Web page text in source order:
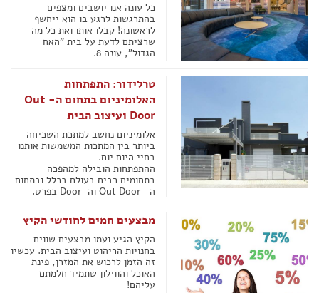
כל עונה אנו יושבים ומצפים
בהתרגשות לרגע בו הוא ייחשף
לראשונה! קבלו אותו ואת כל מה
שרציתם לדעת על בית "האח
הגדול", עונה 8.
טרלידור: התפתחות
האלומיניום בתחום ה- Out
Door ועיצוב הבית
אלומיניום נחשב למתכת השכיחה
ביותר בין המתכות המשמשות אותנו
בחיי היום יום.
ההתפתחות הובילה למהפכה
בתחומים רבים בעולם בכלל ובתחום
ה- Out Door וה-Door בפרט.
מבצעים חמים לחודשי הקיץ
הקיץ הגיע ועמו מבצעים שווים
בחנויות הריהוט ועיצוב הבית. עכשיו
זה הזמן לרכוש את המזרן, פינת
האוכל והווילון שתמיד חלמתם
עליהם!